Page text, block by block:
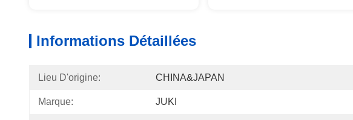
Informations Détaillées
Lieu D'origine: CHINA&JAPAN
Marque: JUKI